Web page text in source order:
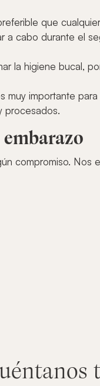
que
cabo durante el
la higiene bucal,
muy importante
procesados.
compromiso. Nos